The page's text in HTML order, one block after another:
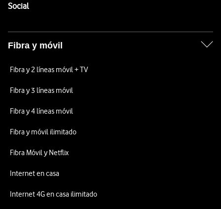
SocialEnlaces a las redes sociales de Vodafone
Fibra y móvil
Fibra y 2 líneas móvil + TV
Fibra y 3 líneas móvil
Fibra y 4 líneas móvil
Fibra y móvil ilimitado
Fibra Móvil y Netflix
Internet en casa
Internet 4G en casa ilimitado